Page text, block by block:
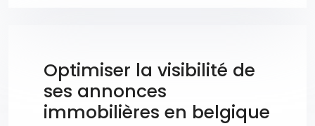
Optimiser la visibilité de
ses annonces
immobilières en belgique